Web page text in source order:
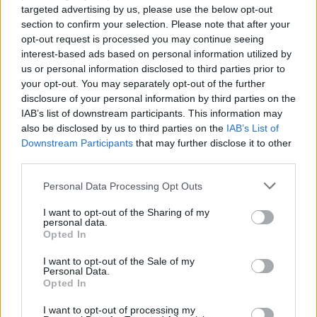
targeted advertising by us, please use the below opt-out
section to confirm your selection. Please note that after your
opt-out request is processed you may continue seeing
interest-based ads based on personal information utilized by
us or personal information disclosed to third parties prior to
your opt-out. You may separately opt-out of the further
disclosure of your personal information by third parties on the
IAB’s list of downstream participants. This information may
also be disclosed by us to third parties on the IAB’s List of
Downstream Participants that may further disclose it to other
Personal Data Processing Opt Outs
I want to opt-out of the Sharing of my
personal data.
Opted In
I want to opt-out of the Sale of my
Personal Data.
Opted In
I want to opt-out of processing my
Börja prenumerera för att läsa detta innehåll.
Starta din prenumerationhär
Eller logga in på ditt konto nedan:
Username or E-mail
Password
Remember Me